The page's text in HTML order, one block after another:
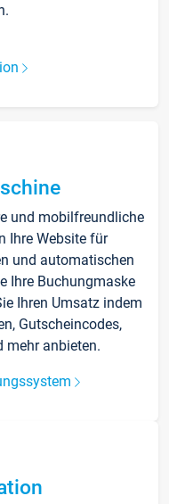
und mobilfreundliche
Ihre Website für
und automatischen
Ihre Buchungmaske
Ihren Umsatz indem
Gutscheincodes,
mehr anbieten.